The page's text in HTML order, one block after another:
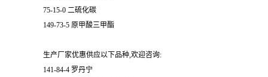
75-15-0 二硫化碳
149-73-5 原甲酸三甲酯
生产厂家优惠供应以下品种,欢迎咨询:
141-84-4 罗丹宁